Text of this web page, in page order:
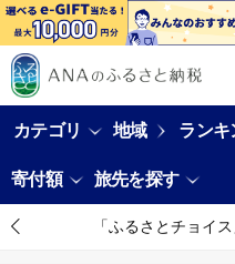
カテゴリ 地域 ランキ
寄付額 旅先を探す
「ふるさとチョイ